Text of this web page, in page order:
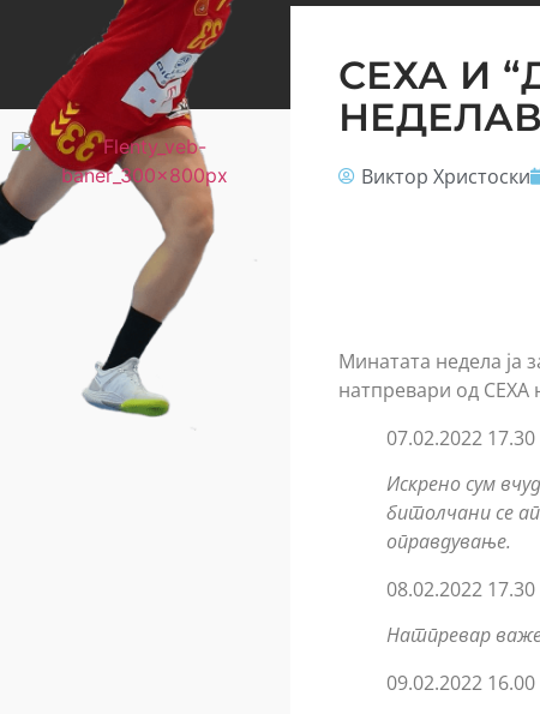
СЕХА И
Виктор Христоски
Минатата недела ја
натпревари од СЕХА
07.02.2022
Искрено сум
битолчани се
оправдување.
08.02.2022
Натпревар
09.02.2022